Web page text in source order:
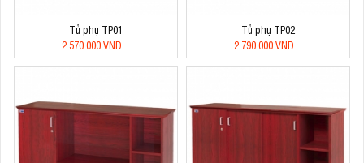
Tủ phụ TP01
2.570.000 VNĐ
Tủ phụ TP02
2.790.000 VNĐ